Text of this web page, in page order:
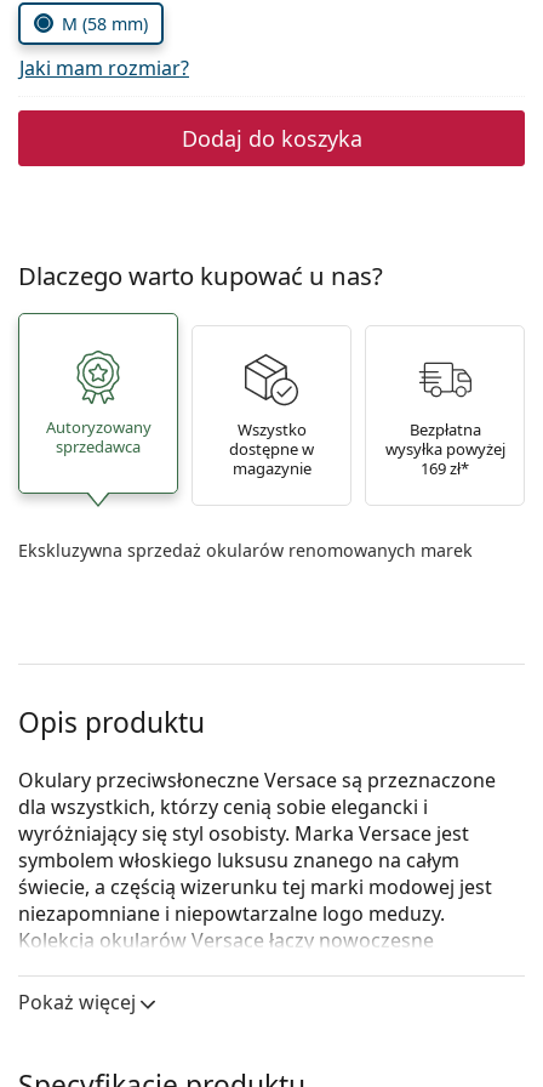
Precision
Total
M (58 mm)
Jaki mam rozmiar?
Dodaj do koszyka
Dlaczego warto kupować u nas?
Autoryzowany
sprzedawca
Wszystko
dostępne w
magazynie
Bezpłatna
wysyłka powyżej
169 zł*
Ekskluzywna sprzedaż okularów renomowanych marek
Opis produktu
Okulary przeciwsłoneczne Versace są przeznaczone
dla wszystkich, którzy cenią sobie elegancki i
wyróżniający się styl osobisty. Marka Versace jest
symbolem włoskiego luksusu znanego na całym
świecie, a częścią wizerunku tej marki modowej jest
niezapomniane i niepowtarzalne logo meduzy.
Kolekcja okularów Versace łączy nowoczesne
wydaniu.
Pokaż więcej